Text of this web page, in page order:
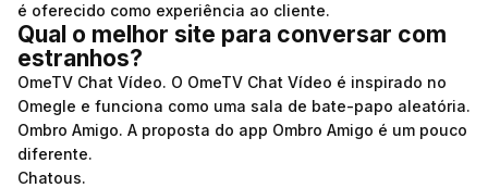
é oferecido como experiência ao cliente.
Qual o melhor site para conversar com
estranhos?
OmeTV Chat Vídeo. O OmeTV Chat Vídeo é inspirado no
Omegle e funciona como uma sala de bate-papo aleatória.
Ombro Amigo. A proposta do app Ombro Amigo é um pouco
diferente.
Chatous.